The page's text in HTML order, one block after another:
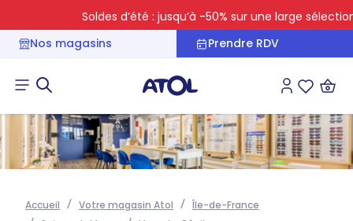
Soldes d’été : jusqu’à -50% sur une large sélection
Nos magasins
Prendre RDV
Connexion
Accueil Votre magasin Atol
Île-de-France